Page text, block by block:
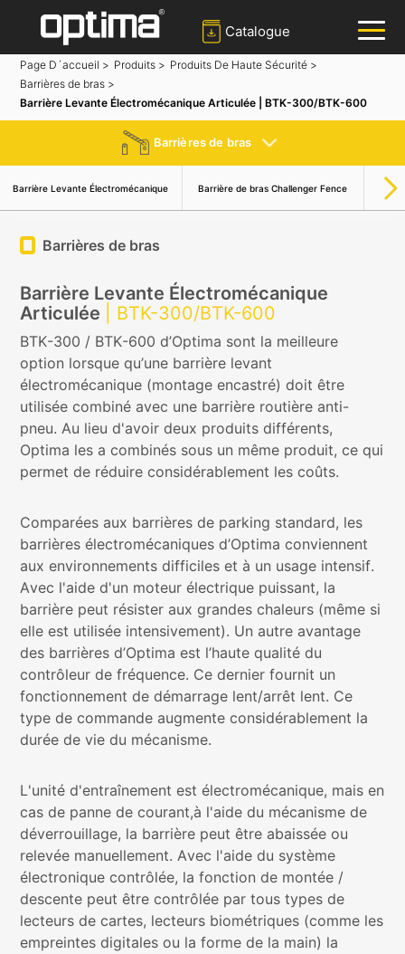
Barrière Bloqueur de route Bollard
Catalogue
Médias
sociaux
Page D´accueil > Produits > Produits De Haute Sécurité >
Barrières de bras >
Barrière Levante Électromécanique Articulée | BTK-300/BTK-600
Barrières de bras
Barrière Levante Électromécanique Barrière de bras Challenger Fence
Barrières de bras
Barrière Levante Électromécanique
Articulée
| BTK-300/BTK-600
BTK-300 / BTK-600 d’Optima sont la meilleure
option lorsque qu’une barrière levant
électromécanique (montage encastré) doit être
utilisée combiné avec une barrière routière anti-
pneu. Au lieu d'avoir deux produits différents,
Optima les a combinés sous un même produit, ce qui
permet de réduire considérablement les coûts.
Comparées aux barrières de parking standard, les
barrières électromécaniques d’Optima conviennent
aux environnements difficiles et à un usage intensif.
Avec l'aide d'un moteur électrique puissant, la
barrière peut résister aux grandes chaleurs (même si
elle est utilisée intensivement). Un autre avantage
des barrières d’Optima est l’haute qualité du
contrôleur de fréquence. Ce dernier fournit un
fonctionnement de démarrage lent/arrêt lent. Ce
type de commande augmente considérablement la
durée de vie du mécanisme.
L'unité d'entraînement est électromécanique, mais en
cas de panne de courant,à l'aide du mécanisme de
déverrouillage, la barrière peut être abaissée ou
relevée manuellement. Avec l'aide du système
électronique contrôlée, la fonction de montée /
descente peut être contrôlée par tous types de
lecteurs de cartes, lecteurs biométriques (comme les
empreintes digitales ou la forme de la main) la